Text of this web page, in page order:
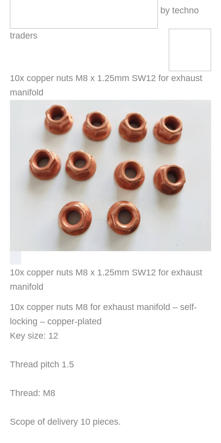
by techno
traders
10x copper nuts M8 x 1.25mm SW12 for exhaust
manifold
10x copper nuts M8 x 1.25mm SW12 for exhaust
manifold
10x copper nuts M8 for exhaust manifold – self-
locking – copper-plated
Key size: 12
Thread pitch 1.5
Thread: M8
Scope of delivery 10 pieces.